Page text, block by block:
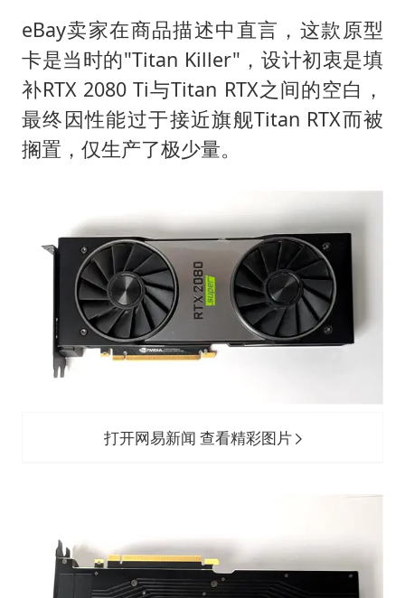
eBay卖家在商品描述中直言，这款原型
卡是当时的"Titan Killer"，设计初衷是填
补RTX 2080 Ti与Titan RTX之间的空白，
最终因性能过于接近旗舰Titan RTX而被
搁置，仅生产了极少量。
打开网易新闻 查看精彩图片